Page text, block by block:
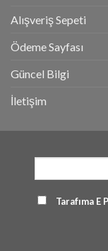
Alışveriş Sepeti
Ödeme Sayfası
Güncel Bilgi
İletişim
Tarafıma